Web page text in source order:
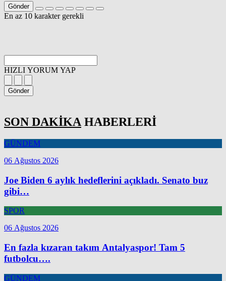
Gönder
En az 10 karakter gerekli
HIZLI YORUM YAP
Gönder
SON DAKİKA HABERLERİ
GÜNDEM
06 Ağustos 2026
Joe Biden 6 aylık hedeflerini açıkladı. Senato buz
gibi…
SPOR
06 Ağustos 2026
En fazla kızaran takım Antalyaspor! Tam 5
futbolcu….
GÜNDEM